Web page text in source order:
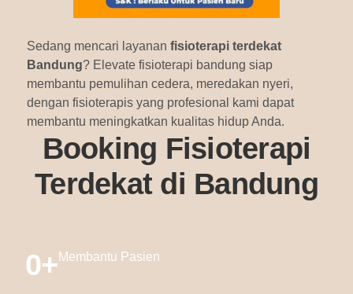
Sedang mencari layanan fisioterapi terdekat
Bandung? Elevate fisioterapi bandung siap
membantu pemulihan cedera, meredakan nyeri,
dengan fisioterapis yang profesional kami dapat
membantu meningkatkan kualitas hidup Anda.
Booking Fisioterapi
Terdekat di Bandung
0+ Membantu Pasien